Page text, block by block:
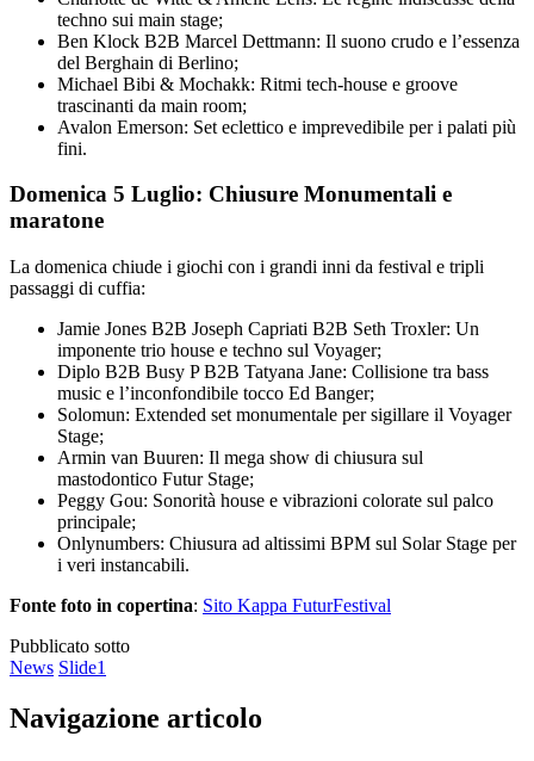
techno sui main stage;
Ben Klock B2B Marcel Dettmann: Il suono crudo e l’essenza
del Berghain di Berlino;
Michael Bibi & Mochakk: Ritmi tech-house e groove
trascinanti da main room;
Avalon Emerson: Set eclettico e imprevedibile per i palati più
fini.
Domenica 5 Luglio: Chiusure Monumentali e
maratone
La domenica chiude i giochi con i grandi inni da festival e tripli
passaggi di cuffia:
Jamie Jones B2B Joseph Capriati B2B Seth Troxler: Un
imponente trio house e techno sul Voyager;
Diplo B2B Busy P B2B Tatyana Jane: Collisione tra bass
music e l’inconfondibile tocco Ed Banger;
Solomun: Extended set monumentale per sigillare il Voyager
Stage;
Armin van Buuren: Il mega show di chiusura sul
mastodontico Futur Stage;
Peggy Gou: Sonorità house e vibrazioni colorate sul palco
principale;
Onlynumbers: Chiusura ad altissimi BPM sul Solar Stage per
i veri instancabili.
Fonte foto in copertina: Sito Kappa FuturFestival
Pubblicato sotto
News Slide1
Navigazione articolo